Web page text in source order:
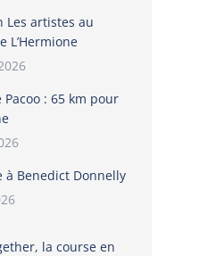
Les artistes au
L’Hermione
Pacoo : 65 km pour
à Benedict Donnelly
la course en